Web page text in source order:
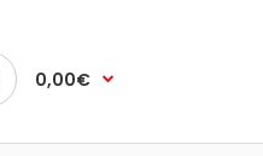
0,00€